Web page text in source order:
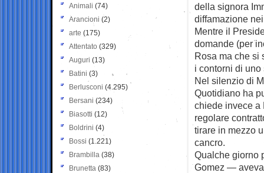
della signora
diffamazione
Mentre il
domande (per
Rosa ma che si
i contorni di
Nel silenzio di
Quotidiano ha
chiede invece a
regolare
tirare in mezzo
cancro.
Qualche giorno
Gomez —
Animali (74)
Arancioni (2)
arte (175)
Attentato (329)
Auguri (13)
Batini (3)
Berlusconi (4.295)
Bersani (234)
Biasotti (12)
Boldrini (4)
Bossi (1.221)
Brambilla (38)
Brunetta (83)